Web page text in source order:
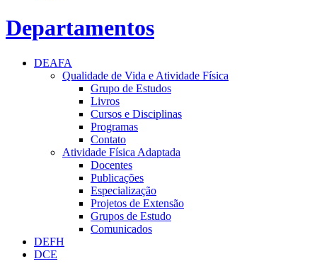
Departamentos
DEAFA
Qualidade de Vida e Atividade Física
Grupo de Estudos
Livros
Cursos e Disciplinas
Programas
Contato
Atividade Física Adaptada
Docentes
Publicações
Especialização
Projetos de Extensão
Grupos de Estudo
Comunicados
DEFH
DCE